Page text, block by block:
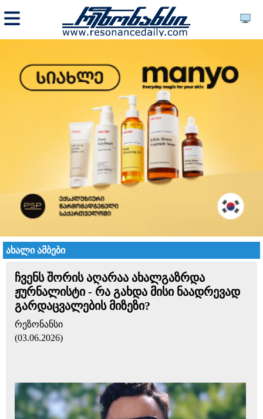
ახალი ამბები
ჩვენს შორის აღარაა ახალგაზრდა
ჟურნალისტი - რა გახდა მისი ნაადრევად
გარდაცვალების მიზეზი?
რეზონანსი
(03.06.2026)